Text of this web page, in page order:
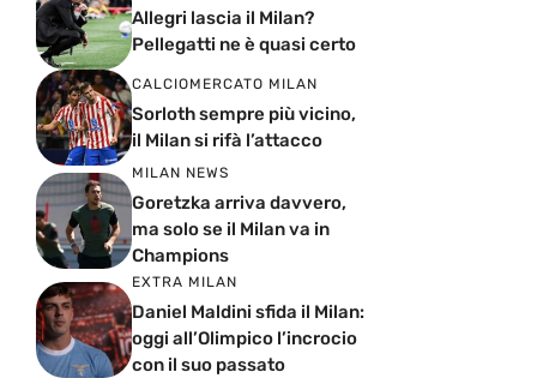
Allegri lascia il Milan?
Pellegatti ne è quasi certo
CALCIOMERCATO MILAN
Sorloth sempre più vicino,
il Milan si rifà l’attacco
MILAN NEWS
Goretzka arriva davvero,
ma solo se il Milan va in
Champions
EXTRA MILAN
Daniel Maldini sfida il Milan:
oggi all’Olimpico l’incrocio
con il suo passato